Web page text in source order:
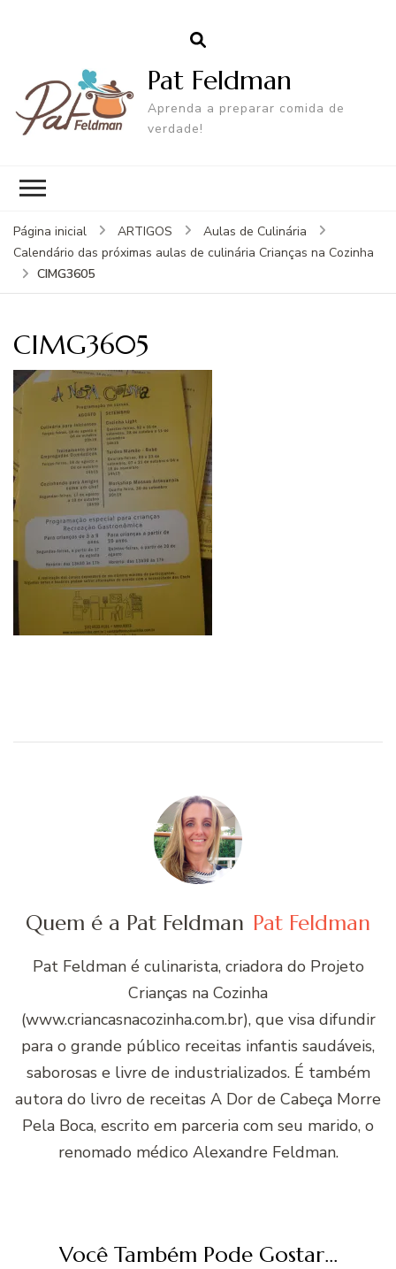
Pat Feldman
Aprenda a preparar comida de
verdade!
Página inicial ARTIGOS
Aulas de Culinária
Calendário das próximas aulas de culinária Crianças na Cozinha
CIMG3605
CIMG3605
Quem é a Pat Feldman Pat Feldman
Pat Feldman é culinarista, criadora do Projeto
Crianças na Cozinha
(www.criancasnacozinha.com.br), que visa difundir
para o grande público receitas infantis saudáveis,
saborosas e livre de industrializados. É também
autora do livro de receitas A Dor de Cabeça Morre
Pela Boca, escrito em parceria com seu marido, o
renomado médico Alexandre Feldman.
Você Também Pode Gostar...